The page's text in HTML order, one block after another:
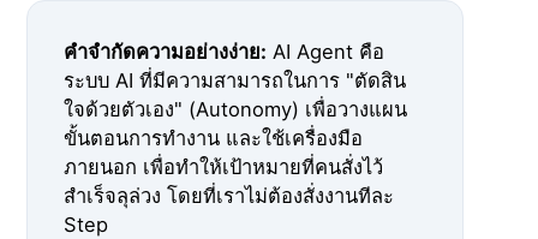
คำจำกัดความอย่างง่าย: AI Agent คือ
ระบบ AI ที่มีความสามารถในการ "ตัดสิน
ใจด้วยตัวเอง" (Autonomy) เพื่อวางแผน
ขั้นตอนการทำงาน และใช้เครื่องมือ
ภายนอก เพื่อทำให้เป้าหมายที่คนสั่งไว้
สำเร็จลุล่วง โดยที่เราไม่ต้องสั่งงานทีละ
Step